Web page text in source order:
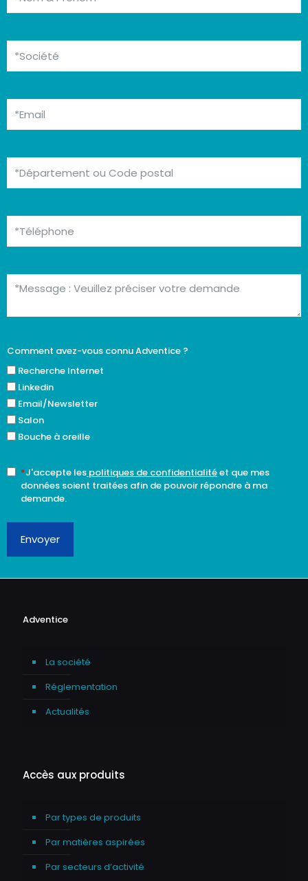
Comment avez-vous connu Adventice ?
Recherche Internet
Linkedin
Email/Newsletter
Salon
Bouche à oreille
*J'accepte les politiques de confidentialitéet que mes
données soient traitées afin de pouvoir répondre à ma
demande.
Envoyer
Adventice
La société
Réglementation
Actualités
Accès aux produits
Par types de produits
Par matières aspirées
Par secteurs d’activité